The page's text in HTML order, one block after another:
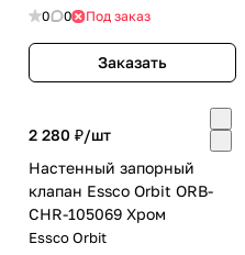
0 0 Под заказ
Заказать
2 280 ₽/шт
Настенный запорный
клапан Essco Orbit ORB-
CHR-105069 Хром
Essco Orbit